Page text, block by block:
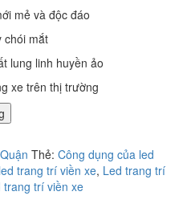
mẻ và độc đáo
chói mắt
lung linh huyền ảo
xe trên thị trường
Thẻ: Công dụng của led
trang trí viền xe, Led trang trí
trang trí viền xe